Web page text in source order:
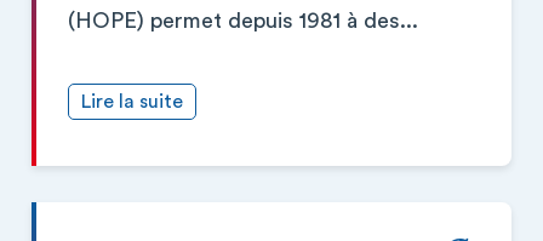
(HOPE) permet depuis 1981 à des...
Lire la suite